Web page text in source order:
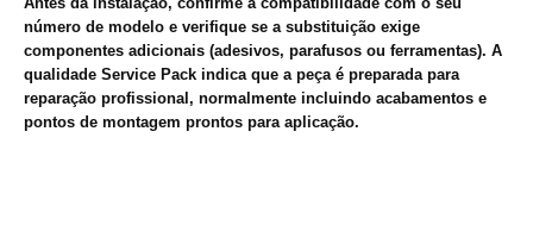
número de modelo e verifique se a substituição exige
componentes adicionais (adesivos, parafusos ou ferramentas). A
qualidade Service Pack indica que a peça é preparada para
reparação profissional, normalmente incluindo acabamentos e
pontos de montagem prontos para aplicação.